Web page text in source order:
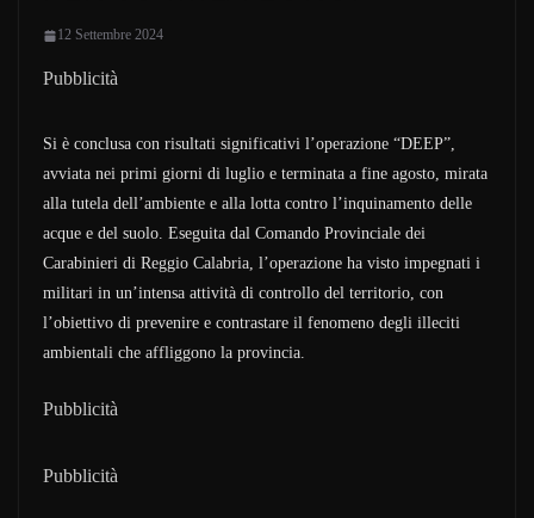
12 Settembre 2024
Pubblicità
Si è conclusa con risultati significativi l’operazione “DEEP”,
avviata nei primi giorni di luglio e terminata a fine agosto, mirata
alla tutela dell’ambiente e alla lotta contro l’inquinamento delle
acque e del suolo. Eseguita dal Comando Provinciale dei
Carabinieri di Reggio Calabria, l’operazione ha visto impegnati i
militari in un’intensa attività di controllo del territorio, con
l’obiettivo di prevenire e contrastare il fenomeno degli illeciti
ambientali che affliggono la provincia.
Pubblicità
Pubblicità